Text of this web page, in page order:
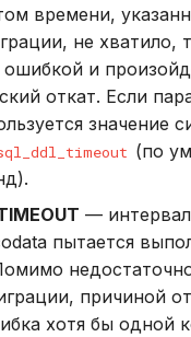
времени,
не хватило,
и
откат. Если
значение
(по
—
пытается
причиной
хотя бы одной